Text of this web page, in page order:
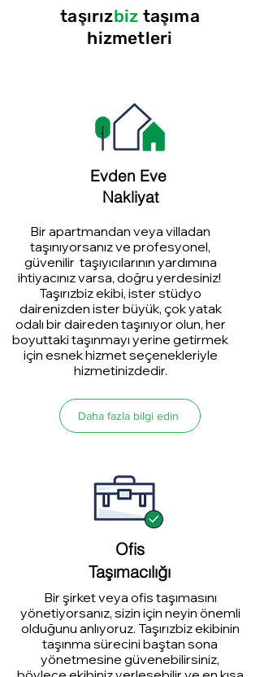
taşırızbiz taşıma
hizmetleri
Evden Eve
Nakliyat
Bir apartmandan veya villadan
taşınıyorsanız ve profesyonel,
güvenilir taşıyıcılarının yardımına
ihtiyacınız varsa, doğru yerdesiniz!
Taşırızbiz ekibi, ister stüdyo
dairenizden ister büyük, çok yatak
odalı bir daireden taşınıyor olun, her
boyuttaki taşınmayı yerine getirmek
için esnek hizmet seçenekleriyle
hizmetinizdedir.
Daha fazla bilgi edin
Ofis
Taşımacılığı
Bir şirket veya ofis taşımasını
yönetiyorsanız, sizin için neyin önemli
olduğunu anlıyoruz. Taşırızbiz ekibinin
taşınma sürecini baştan sona
yönetmesine güvenebilirsiniz,